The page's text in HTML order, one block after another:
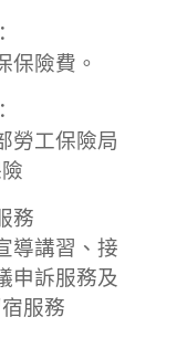
保險費。
勞工保險局
務
導講習、接
申訴服務及
服務